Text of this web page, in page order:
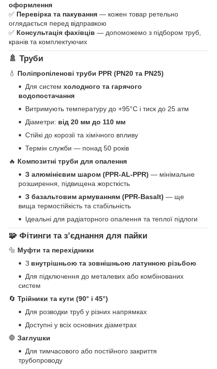
оформлення
✅ Перевірка та пакування — кожен товар ретельно
оглядається перед відправкою
✅ Консультація фахівців — допоможемо з підбором труб,
кранів та комплектуючих
🚿 Труби
💧 Поліпропіленові труби PPR (PN20 та PN25)
Для систем холодного та гарячого
водопостачання
Витримують температуру до +95°C і тиск до 25 атм
Діаметри: від 20 мм до 110 мм
Стійкі до корозії та хімічного впливу
Термін служби — понад 50 років
🔥 Композитні труби для опалення
З алюмінієвим шаром (PPR-AL-PPR) — мінімальне
розширення, підвищена жорсткість
З базальтовим армуванням (PPR-Basalt) — ще
вища термостійкість та стабільність
Ідеальні для радіаторного опалення та теплої підлоги
🧩 Фітинги та з’єднання для пайки
🔩 Муфти та перехідники
З внутрішньою та зовнішньою латунною різьбою
Для підключення до металевих або комбінованих
систем
🔄 Трійники та кути (90° і 45°)
Для розводки труб у різних напрямках
Доступні у всіх основних діаметрах
🛑 Заглушки
Для тимчасового або постійного закриття
трубопроводу